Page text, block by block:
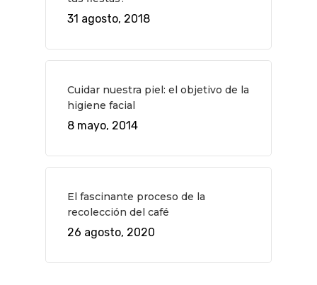
31 agosto, 2018
Cuidar nuestra piel: el objetivo de la
higiene facial
8 mayo, 2014
El fascinante proceso de la
recolección del café
26 agosto, 2020